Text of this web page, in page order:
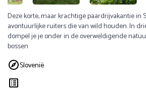
Deze korte, maar krachtige paardrijvakantie in
avontuurlijke ruiters die van wild houden. In
dompel je je onder in de overweldigende
bossen
Slovenië